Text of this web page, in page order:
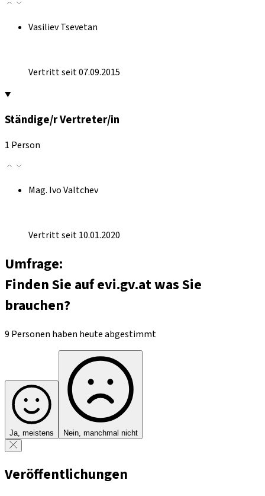
Vasiliev Tsevetan
Vertritt seit 07.09.2015
Ständige/r Vertreter/in
1 Person
Mag. Ivo Valtchev
Vertritt seit 10.01.2020
Umfrage:
Finden Sie auf evi.gv.at was Sie
brauchen?
9 Personen haben heute abgestimmt
Ja, meistens Nein, manchmal nicht
Veröffentlichungen